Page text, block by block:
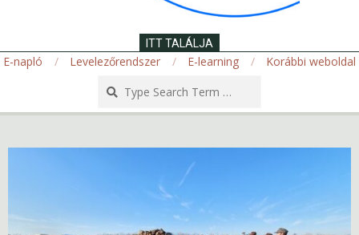
ITT TALÁLJA
E-napló Levelezőrendszer E-learning
Korábbi weboldal